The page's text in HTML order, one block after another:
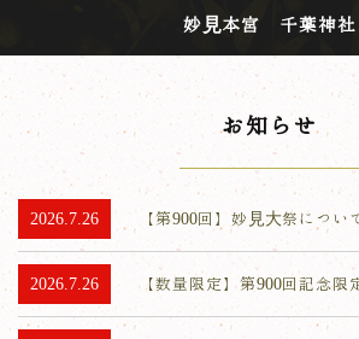
妙見本宮 千葉神社
お知らせ
2026.7.26 【第900回】妙見大祭につい
2026.7.26 【数量限定】第900回記念限